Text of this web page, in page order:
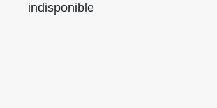
indisponible